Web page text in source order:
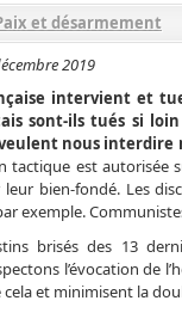
et désarmement
2019
intervient et
sont-ils tués si
nous
tactique est
leur bien-fondé. Les
exemple.
brisés des 13
l’évocation de
et minimisent la